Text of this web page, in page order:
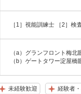
［1］視能訓練士 ［2］
（a）グランフロント梅
（b）ゲートタワー淀屋
未経験歓迎 経験者